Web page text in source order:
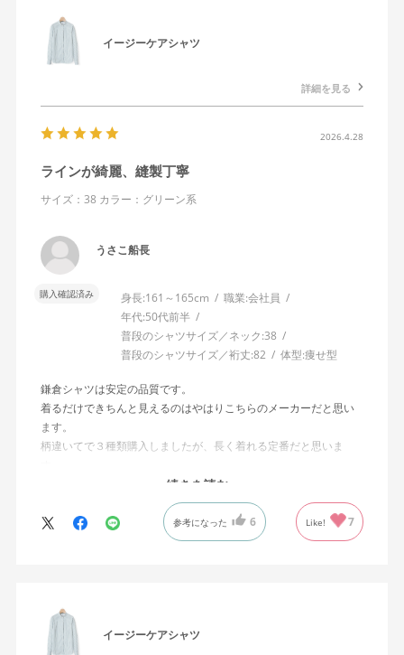
イージーケアシャツ
詳細を見る
2026.4.28
ラインが綺麗、縫製丁寧
サイズ：38 カラー：グリーン系
うさこ船長
購入確認済み 身長:161～165cm 職業:会社員
年代:50代前半
普段のシャツサイズ／ネック:38
普段のシャツサイズ／裄丈:82 体型:痩せ型
鎌倉シャツは安定の品質です。
着るだけできちんと見えるのはやはりこちらのメーカーだと思い
ます。
柄違いてで３種類購入しましたが、長く着れる定番だと思いま
シャツ難民はこちらで落ち着くのではないかと思います。
続きを読む
参考になった 6 Like! 7
イージーケアシャツ